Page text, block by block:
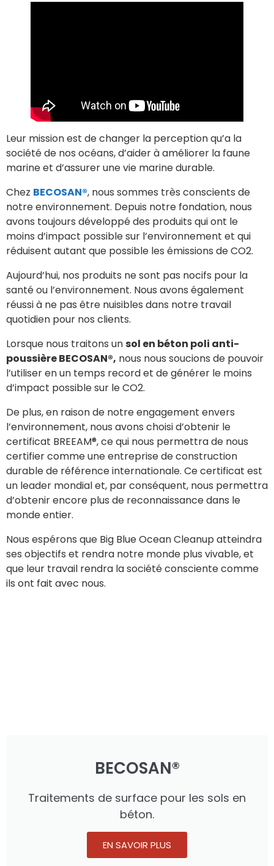
Leur mission est de changer la perception qu’a la
société de nos océans, d’aider à améliorer la faune
marine et d’assurer une vie marine durable.
Chez BECOSAN®, nous sommes très conscients de
notre environnement. Depuis notre fondation, nous
avons toujours développé des produits qui ont le
moins d’impact possible sur l’environnement et qui
réduisent autant que possible les émissions de CO2.
Aujourd’hui, nos produits ne sont pas nocifs pour la
santé ou l’environnement. Nous avons également
réussi à ne pas être nuisibles dans notre travail
quotidien pour nos clients.
Lorsque nous traitons unsol en béton poli anti-
poussière BECOSAN®, nous nous soucions de pouvoir
l’utiliser en un temps record et de générer le moins
d’impact possible sur le CO2.
De plus, en raison de notre engagement envers
l’environnement, nous avons choisi d’obtenir le
certificat BREEAM®, ce qui nous permettra de nous
certifier comme une entreprise de construction
durable de référence internationale. Ce certificat est
un leader mondial et, par conséquent, nous permettra
d’obtenir encore plus de reconnaissance dans le
monde entier.
Nous espérons que Big Blue Ocean Cleanup atteindra
ses objectifs et rendra notre monde plus vivable, et
que leur travail rendra la société consciente comme
ils ont fait avec nous.
BECOSAN®
Traitements de surface pour les sols en
béton.
EN SAVOIR PLUS